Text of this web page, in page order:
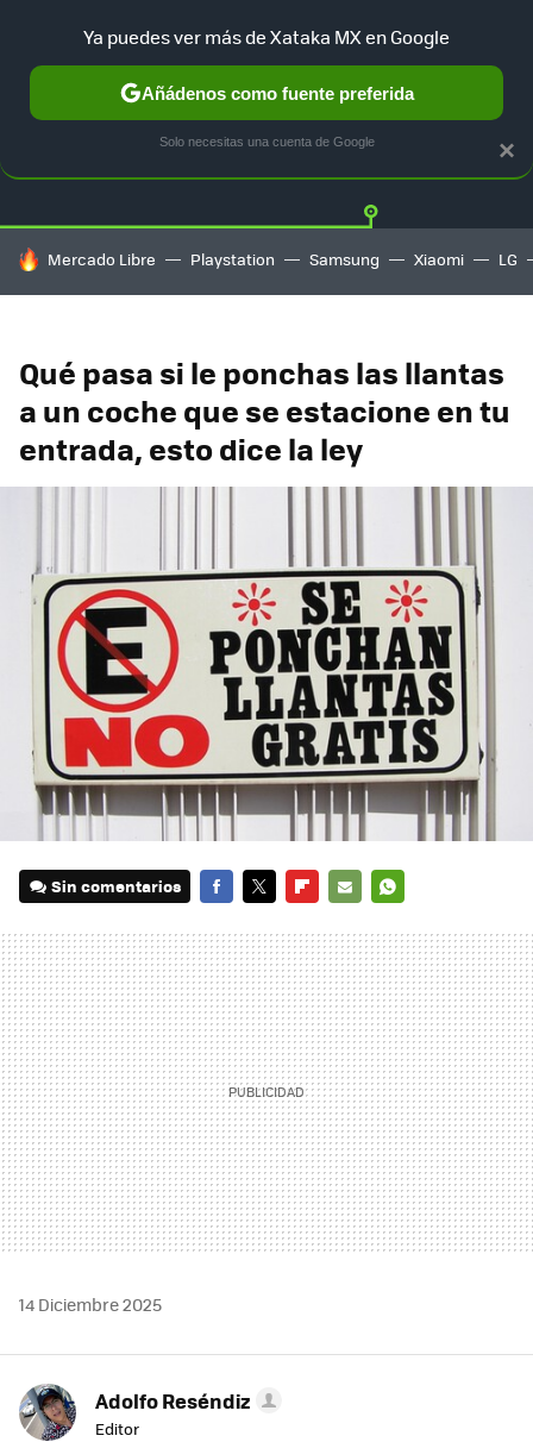
TESLA UBER AUTO ELECTRICO Twitter
HOY SE HABLA DE
Mercado Libre Playstation Samsung Xiaomi LG
Qué pasa si le ponchas las llantas
a un coche que se estacione en tu
entrada, esto dice la ley
Sin comentarios
MAIL
14 Diciembre 2025
Adolfo Reséndiz
Editor
×
Ya puedes ver más de Xataka MX en Google
Añádenos como fuente preferida
Solo necesitas una cuenta de Google